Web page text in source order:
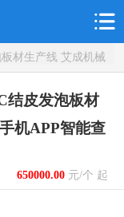
材生产线 艾成机械
结皮发泡板材
机APP智能查
650000.00元/个 起